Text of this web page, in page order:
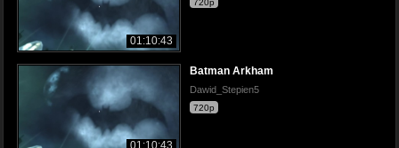
01:10:43
720p
01:10:43
Batman Arkham
Dawid_Stepien5
720p